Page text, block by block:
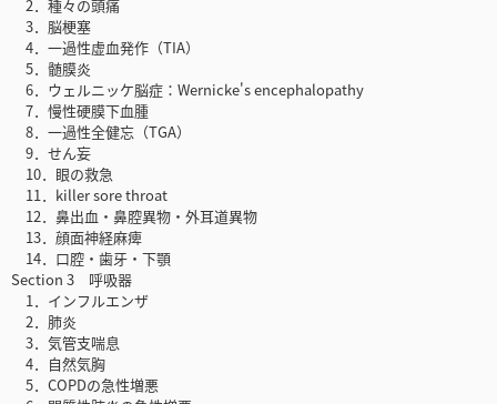
2．種々の頭痛
3．脳梗塞
4．一過性虚血発作（TIA）
5．髄膜炎
6．ウェルニッケ脳症：Wernicke's encephalopathy
7．慢性硬膜下血腫
8．一過性全健忘（TGA）
9．せん妄
10．眼の救急
11．killer sore throat
12．鼻出血・鼻腔異物・外耳道異物
13．顔面神経麻痺
14．口腔・歯牙・下顎
Section 3 呼吸器
1．インフルエンザ
2．肺炎
3．気管支喘息
4．自然気胸
5．COPDの急性増悪